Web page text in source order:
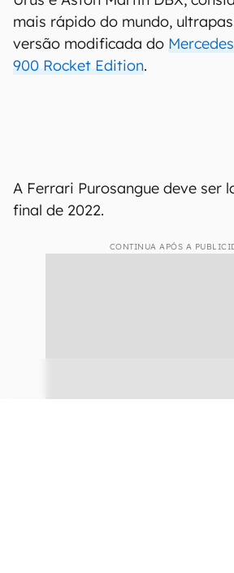
mais rápido do mundo,
versão modificada do
900 Rocket Edition.
A Ferrari Purosangue deve ser
final de 2022.
CONTINUA APÓS A